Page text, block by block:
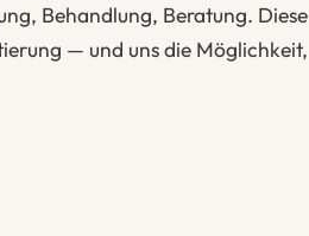
Behandlung, Beratung. Diese
— und uns die Möglichkeit,